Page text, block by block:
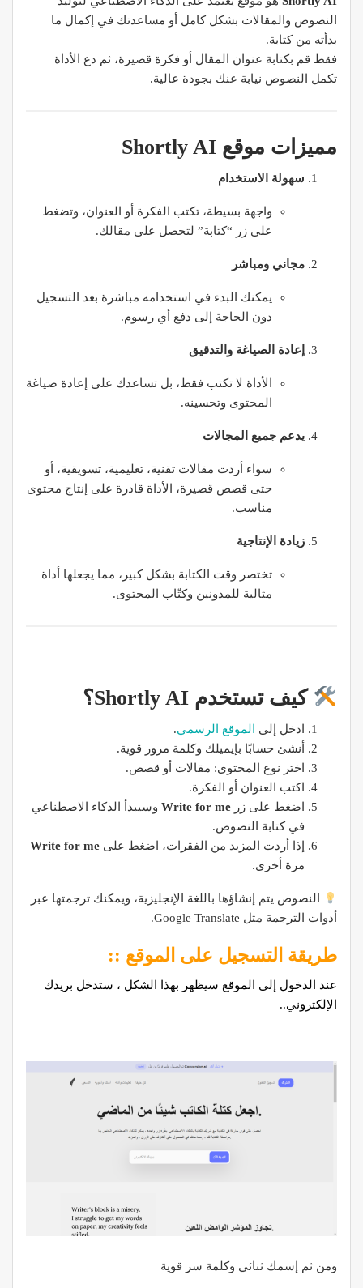
النصوص والمقالات بشكل كامل أو مساعدتك في إكمال ما
بدأته من كتابة.
فقط قم بكتابة عنوان المقال أو فكرة قصيرة، ثم دع الأداة
تكمل النصوص نيابة عنك بجودة عالية.
مميزات موقع Shortly AI
سهولة الاستخدام
واجهة بسيطة، تكتب الفكرة أو العنوان، وتضغط
على زر “كتابة” لتحصل على مقالك.
مجاني ومباشر
يمكنك البدء في استخدامه مباشرة بعد التسجيل
دون الحاجة إلى دفع أي رسوم.
إعادة الصياغة والتدقيق
الأداة لا تكتب فقط، بل تساعدك على إعادة صياغة
المحتوى وتحسينه.
يدعم جميع المجالات
سواء أردت مقالات تقنية، تعليمية، تسويقية، أو
حتى قصص قصيرة، الأداة قادرة على إنتاج محتوى
مناسب.
زيادة الإنتاجية
تختصر وقت الكتابة بشكل كبير، مما يجعلها أداة
مثالية للمدونين وكتّاب المحتوى.
كيف تستخدم Shortly AI؟
ادخل إلى الموقع الرسمي.
أنشئ حسابًا بإيميلك وكلمة مرور قوية.
اختر نوع المحتوى: مقالات أو قصص.
اكتب العنوان أو الفكرة.
اضغط على زر Write for me وسيبدأ الذكاء الاصطناعي
في كتابة النصوص.
إذا أردت المزيد من الفقرات، اضغط على Write for me
مرة أخرى.
النصوص يتم إنشاؤها باللغة الإنجليزية، ويمكنك ترجمتها عبر
أدوات الترجمة مثل Google Translate.
طريقة التسجيل على الموقع ::
عند الدخول إلى الموقع سيظهر بهذا الشكل ، ستدخل بريدك
الإلكتروني..
ومن ثم إسمك ثنائي وكلمة سر قوية